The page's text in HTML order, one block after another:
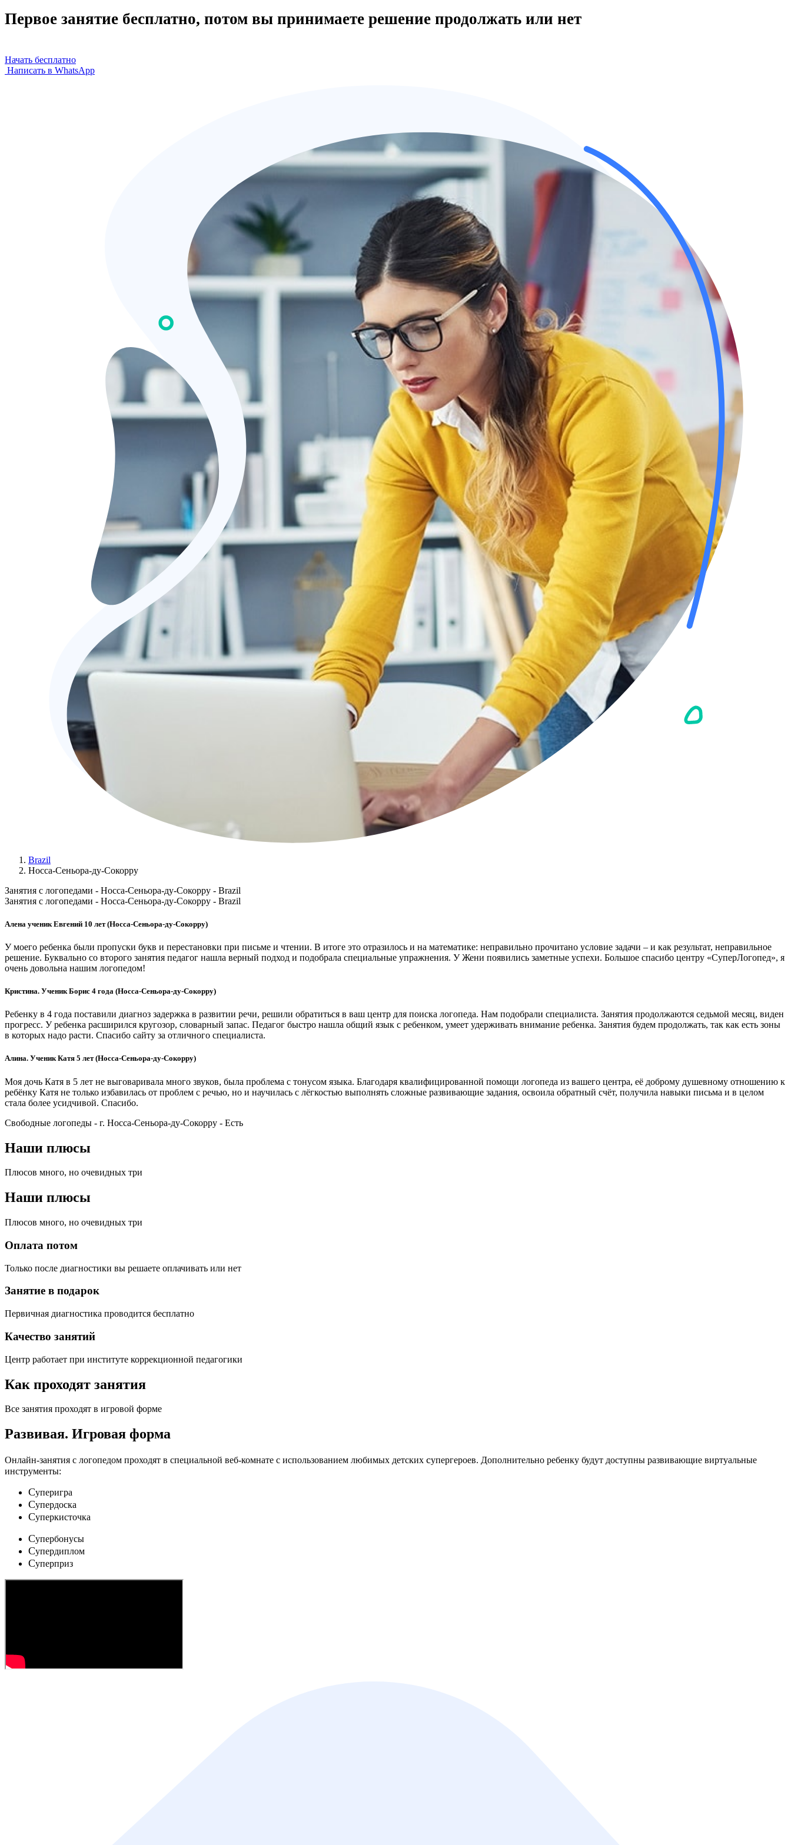
Первое занятие бесплатно, потом вы принимаете решение продолжать или нет
Начать бесплатно
Написать в WhatsApp
Brazil
Носса-Сеньора-ду-Сокорру
Занятия с логопедами - Носса-Сеньора-ду-Сокорру - Brazil
Занятия с логопедами - Носса-Сеньора-ду-Сокорру - Brazil
Алена ученик Евгений 10 лет (Носса-Сеньора-ду-Сокорру)
У моего ребенка были пропуски букв и перестановки при письме и чтении. В итоге это отразилось и на математике: неправильно прочитано условие задачи – и как результат, неправильное
решение. Буквально со второго занятия педагог нашла верный подход и подобрала специальные упражнения. У Жени появились заметные успехи. Большое спасибо центру «СуперЛогопед», я
очень довольна нашим логопедом!
Кристина. Ученик Борис 4 года (Носса-Сеньора-ду-Сокорру)
Ребенку в 4 года поставили диагноз задержка в развитии речи, решили обратиться в ваш центр для поиска логопеда. Нам подобрали специалиста. Занятия продолжаются седьмой месяц, виден
прогресс. У ребенка расширился кругозор, словарный запас. Педагог быстро нашла общий язык с ребенком, умеет удерживать внимание ребенка. Занятия будем продолжать, так как есть зоны
в которых надо расти. Спасибо сайту за отличного специалиста.
Алина. Ученик Катя 5 лет (Носса-Сеньора-ду-Сокорру)
Моя дочь Катя в 5 лет не выговаривала много звуков, была проблема с тонусом языка. Благодаря квалифицированной помощи логопеда из вашего центра, её доброму душевному отношению к
ребёнку Катя не только избавилась от проблем с речью, но и научилась с лёгкостью выполнять сложные развивающие задания, освоила обратный счёт, получила навыки письма и в целом
стала более усидчивой. Спасибо.
Свободные логопеды - г. Носса-Сеньора-ду-Сокорру - Есть
Наши плюсы
Плюсов много, но очевидных три
Наши плюсы
Плюсов много, но очевидных три
Оплата потом
Только после диагностики вы решаете оплачивать или нет
Занятие в подарок
Первичная диагностика проводится бесплатно
Качество занятий
Центр работает при институте коррекционной педагогики
Как проходят занятия
Все занятия проходят в игровой форме
Развивая. Игровая форма
Онлайн-занятия с логопедом проходят в специальной веб-комнате с использованием любимых детских cупергероев. Дополнительно ребенку будут доступны развивающие виртуальные
инструменты:
Cуперигра
Cупердоска
Cуперкисточка
Cупербонусы
Cупердиплом
Cуперприз